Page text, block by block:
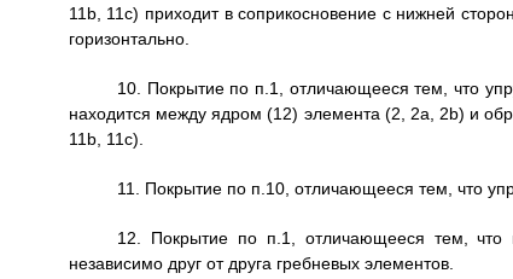
11b, 11c) приходит в соприкосновение с нижней
горизонтально.
10. Покрытие по п.1, отличающееся тем, что
находится между ядром (12) элемента (2, 2a, 2b) и
11b, 11c).
11. Покрытие по п.10, отличающееся тем, что
12. Покрытие по п.1, отличающееся тем, что
независимо друг от друга гребневых элементов.